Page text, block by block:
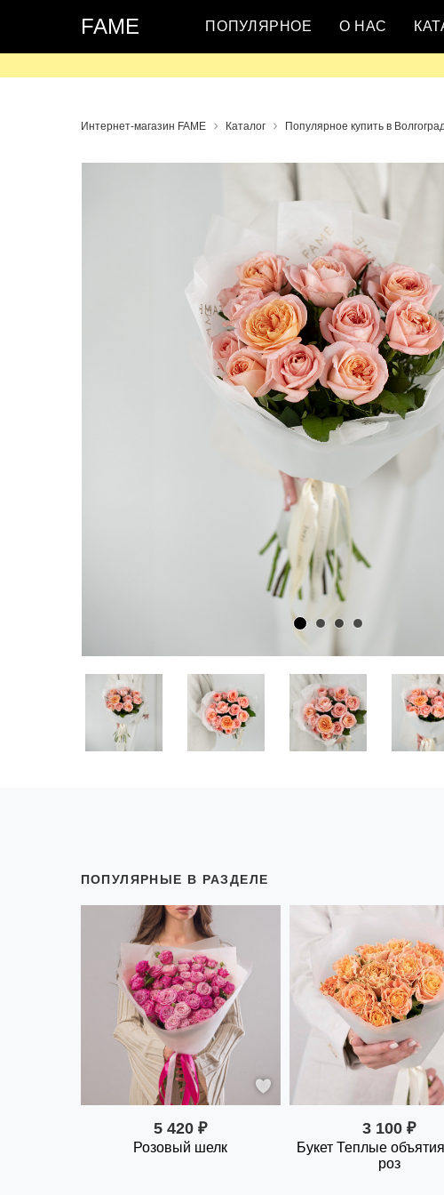
FAME ПОПУЛЯРНОЕ О НАС
Интернет-магазин FAME Каталог Популярное купить в
ПОПУЛЯРНЫЕ В РАЗДЕЛЕ
5 420 ₽
Розовый шелк
3 100 ₽
Букет Теплые
роз